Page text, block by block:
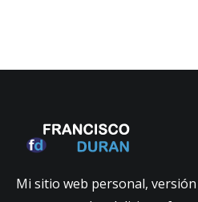
Mi sitio web personal, versión